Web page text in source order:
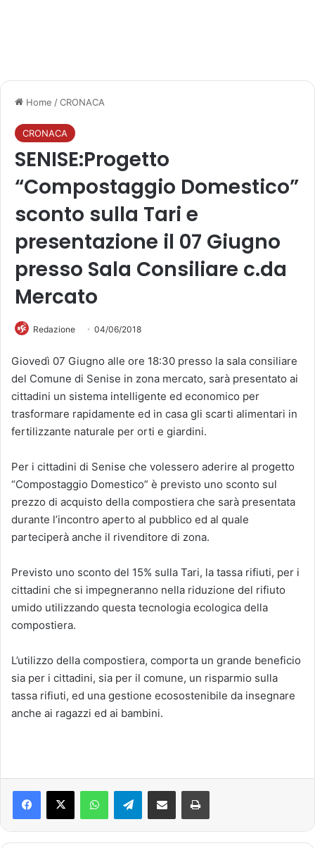
Home /CRONACA
CRONACA
SENISE:Progetto
“Compostaggio Domestico”
sconto sulla Tari e
presentazione il 07 Giugno
presso Sala Consiliare c.da
Mercato
Redazione 04/06/2018
Giovedì 07 Giugno alle ore 18:30 presso la sala consiliare
del Comune di Senise in zona mercato, sarà presentato ai
cittadini un sistema intelligente ed economico per
trasformare rapidamente ed in casa gli scarti alimentari in
fertilizzante naturale per orti e giardini.
Per i cittadini di Senise che volessero aderire al progetto
“Compostaggio Domestico” è previsto uno sconto sul
prezzo di acquisto della compostiera che sarà presentata
durante l’incontro aperto al pubblico ed al quale
parteciperà anche il rivenditore di zona.
Previsto uno sconto del 15% sulla Tari, la tassa rifiuti, per i
cittadini che si impegneranno nella riduzione del rifiuto
umido utilizzando questa tecnologia ecologica della
compostiera.
L’utilizzo della compostiera, comporta un grande beneficio
sia per i cittadini, sia per il comune, un risparmio sulla
tassa rifiuti, ed una gestione ecosostenibile da insegnare
anche ai ragazzi ed ai bambini.
Telegram